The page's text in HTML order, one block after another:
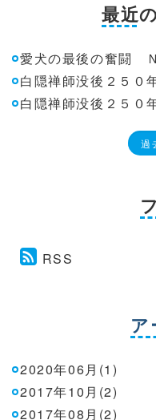
最近
愛犬の最後の奮闘
白隠禅師没後２５
白隠禅師没後２５
過
RSS
ア
2020年06月(1)
2017年10月(2)
2017年08月(2)